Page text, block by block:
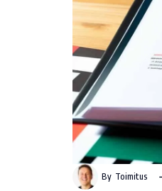
By Toimitus